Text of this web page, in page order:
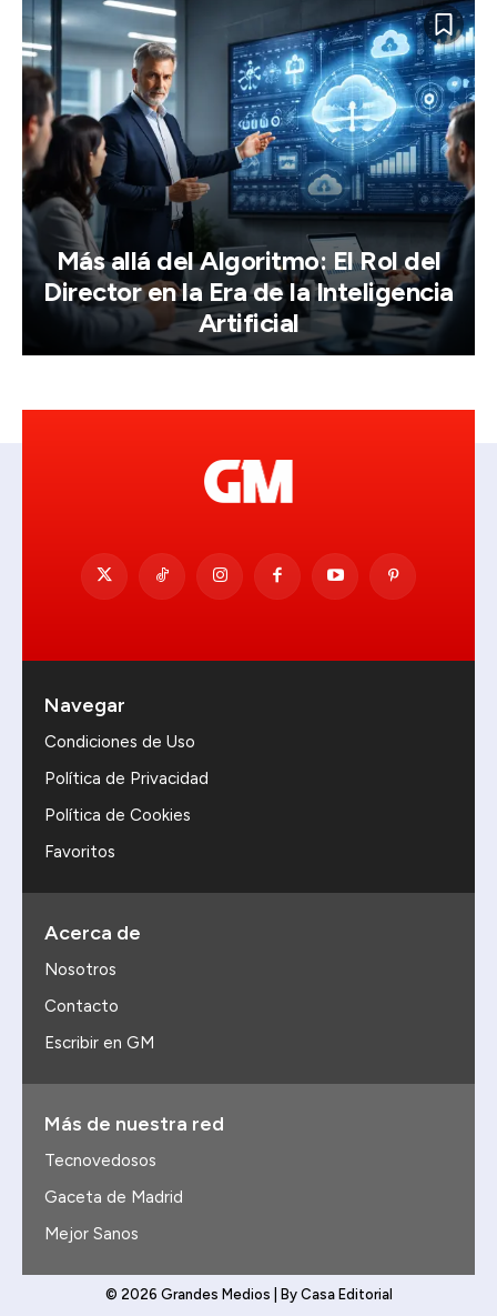
Más allá del Algoritmo: El Rol del
Director en la Era de la Inteligencia
Artificial
Navegar
Condiciones de Uso
Política de Privacidad
Política de Cookies
Favoritos
Acerca de
Nosotros
Contacto
Escribir en GM
Más de nuestra red
Tecnovedosos
Gaceta de Madrid
Mejor Sanos
© 2026 Grandes Medios | By Casa Editorial